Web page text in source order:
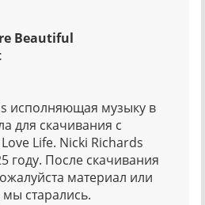
Beautiful
исполняющая музыку в
для скачивания с
Life. Nicki Richards
году. После скачивания
материал или
старались.